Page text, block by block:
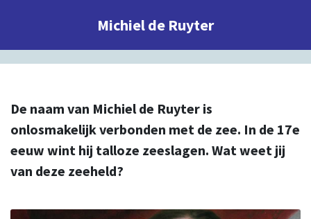
Michiel de Ruyter
De naam van Michiel de Ruyter is
onlosmakelijk verbonden met de zee. In de 17e
eeuw wint hij talloze zeeslagen. Wat weet jij
van deze zeeheld?